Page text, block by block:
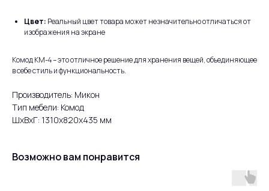
Цвет: Реальный цвет товара может незначительно отличаться от
изображения на экране
Комод КМ-4 – это отличное решение для хранения вещей, объединяющее
в себе стиль и функциональность.
Производитель: Микон
Тип мебели: Комод
ШxВxГ: 1310x820x435 мм
Возможно вам понравится